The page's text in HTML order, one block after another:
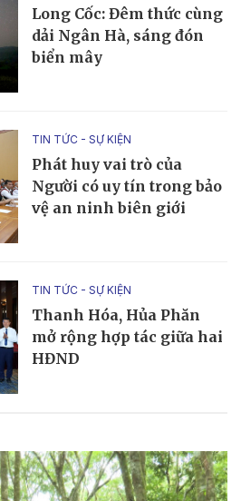
Long Cốc: Đêm thức cùng
dải Ngân Hà, sáng đón
biển mây
TIN TỨC - SỰ KIỆN
Phát huy vai trò của
Người có uy tín trong bảo
vệ an ninh biên giới
TIN TỨC - SỰ KIỆN
Thanh Hóa, Hủa Phăn
mở rộng hợp tác giữa hai
HĐND